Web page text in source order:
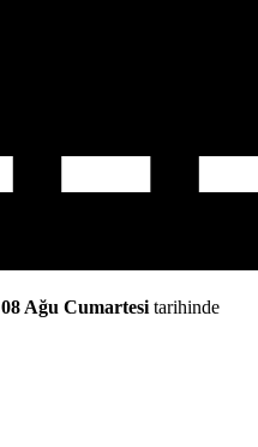
08 Ağu Cumartesi tarihinde